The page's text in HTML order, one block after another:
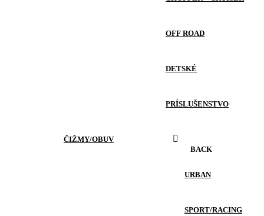
OFF ROAD
DETSKÉ
PRÍSLUŠENSTVO
ČIŽMY/OBUV
BACK
URBAN
SPORT/RACING